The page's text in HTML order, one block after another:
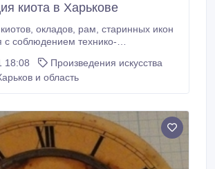
киота в Харькове
старинных икон
с соблюдением технико-
полный спектр столярно-
18:08
Произведения искусства
и область